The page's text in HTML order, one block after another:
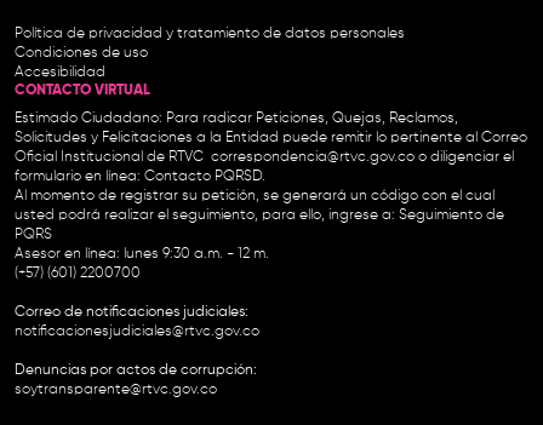
Política de privacidad y tratamiento de datos personales
Condiciones de uso
Accesibilidad
CONTACTO VIRTUAL
Estimado Ciudadano: Para radicar Peticiones, Quejas, Reclamos,
Solicitudes y Felicitaciones a la Entidad puede remitir lo pertinente al Correo
Oficial Institucional de RTVC correspondencia@rtvc.gov.co o diligenciar el
formulario en línea: Contacto PQRSD.
Al momento de registrar su petición, se generará un código con el cual
usted podrá realizar el seguimiento, para ello, ingrese a: Seguimiento de
PQRS
Asesor en línea: lunes 9:30 a.m. - 12 m.
(+57) (601) 2200700
Correo de notificaciones judiciales:
notificacionesjudiciales@rtvc.gov.co
Denuncias por actos de corrupción:
soytransparente@rtvc.gov.co